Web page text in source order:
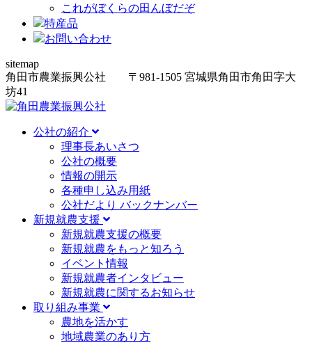
これがぼくらの田んぼだぞ
特産品
お問い合わせ
sitemap
角田市農業振興公社 〒981-1505 宮城県角田市角田字大
坊41
公社の紹介
理事長あいさつ
公社の概要
情報の開示
各種申し込み用紙
公社だより バックナンバー
新規就農支援
新規就農支援の概要
新規就農をもっと知ろう
イベント情報
新規就農者インタビュー
新規就農に関するお知らせ
取り組み事業
農地を活かす
地域農業のあり方